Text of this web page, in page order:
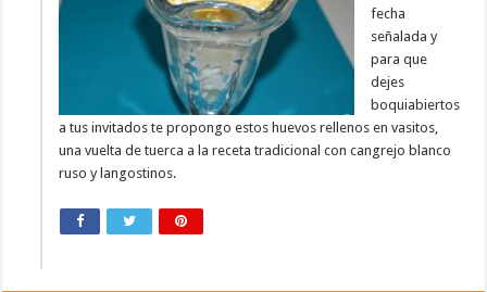
fecha
señalada y
para que
dejes
boquiabiertos
a tus invitados te propongo estos huevos rellenos en vasitos,
una vuelta de tuerca a la receta tradicional con cangrejo blanco
ruso y langostinos.